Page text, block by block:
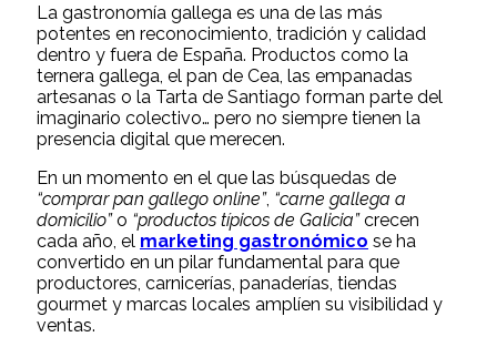
La gastronomía gallega es una de las más
potentes en reconocimiento, tradición y calidad
dentro y fuera de España. Productos como la
ternera gallega, el pan de Cea, las empanadas
artesanas o la Tarta de Santiago forman parte del
imaginario colectivo… pero no siempre tienen la
presencia digital que merecen.
En un momento en el que las búsquedas de
“comprar pan gallego online”, “carne gallega a
domicilio”o “productos típicos de Galicia”crecen
cada año, el marketing gastronómico se ha
convertido en un pilar fundamental para que
productores, carnicerías, panaderías, tiendas
gourmet y marcas locales amplíen su visibilidad y
ventas.